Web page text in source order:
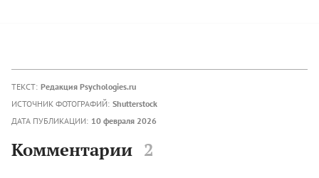
ТЕКСТ: Редакция Psychologies.ru
ИСТОЧНИК ФОТОГРАФИЙ: Shutterstock
ДАТА ПУБЛИКАЦИИ: 10 февраля 2026
Комментарии 2